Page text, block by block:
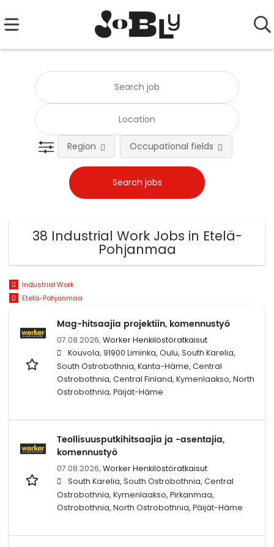
Region Occupational fields
38 Industrial Work Jobs in Etelä-
Pohjanmaa
Industrial Work
Etelä-Pohjanmaa
Mag-hitsaajia projektiin, komennustyö
07.08.2026, Worker Henkilöstöratkaisut
Kouvola, 91900 Liminka, Oulu, South Karelia,
South Ostrobothnia, Kanta-Häme, Central
Ostrobothnia, Central Finland, Kymenlaakso, North
Ostrobothnia, Päijät-Häme
Teollisuusputkihitsaajia ja -asentajia,
komennustyö
07.08.2026, Worker Henkilöstöratkaisut
South Karelia, South Ostrobothnia, Central
Ostrobothnia, Kymenlaakso, Pirkanmaa,
Ostrobothnia, North Ostrobothnia, Päijät-Häme